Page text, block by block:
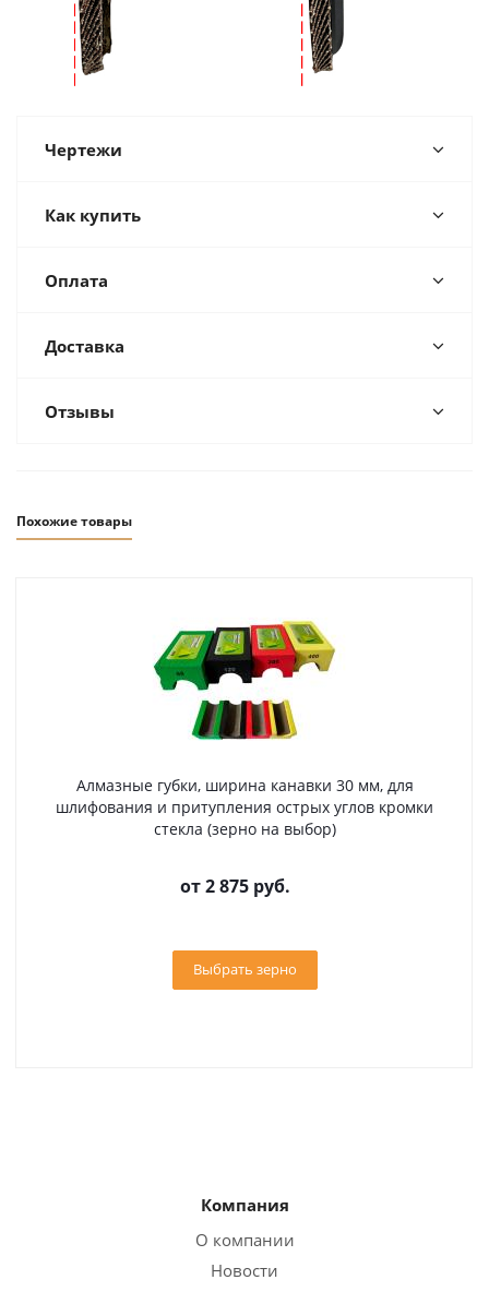
Чертежи
Как купить
Оплата
Доставка
Отзывы
Похожие товары
Алмазные губки, ширина канавки 30 мм, для
шлифования и притупления острых углов кромки
стекла (зерно на выбор)
от2 875 руб.
Выбрать зерно
Компания
О компании
Новости